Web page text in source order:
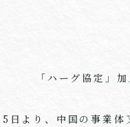
「ハーグ協定」
より、中国の事業体